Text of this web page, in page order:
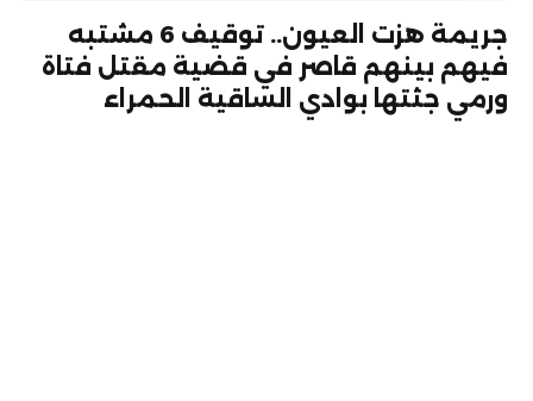
جريمة هزت العيون.. توقيف 6 مشتبه
فيهم بينهم قاصر في قضية مقتل فتاة
ورمي جثتها بوادي الساقية الحمراء